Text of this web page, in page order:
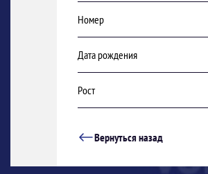
Номер
Дата рождения
Рост
Вернуться назад